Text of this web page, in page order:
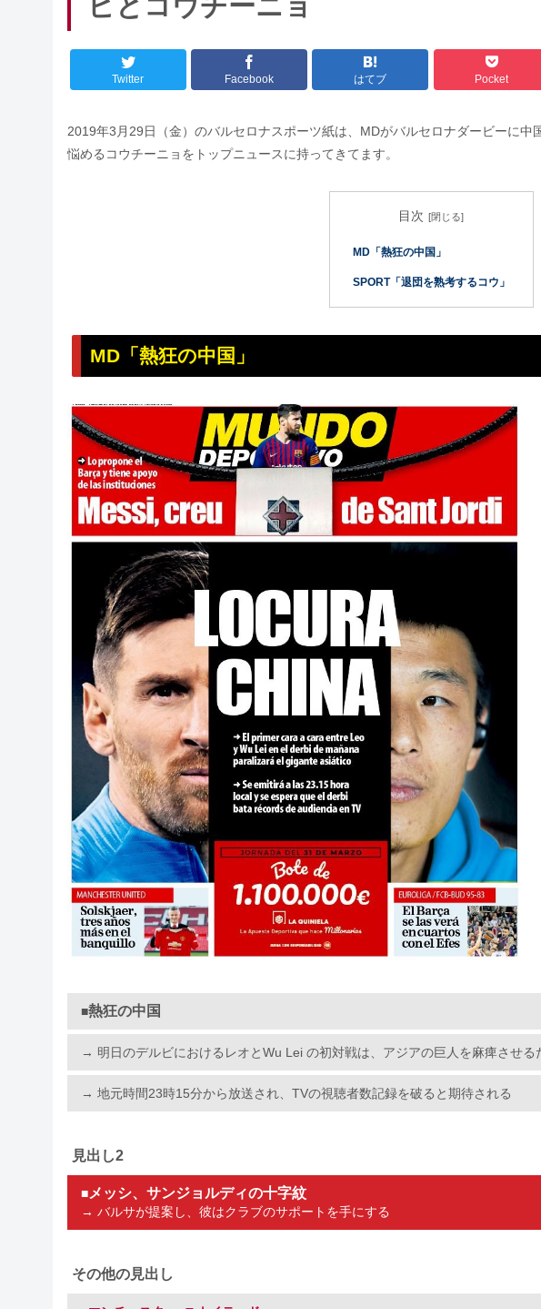
Twitter Facebook はてブ Pocket
2019年3月29日（金）のバルセロナスポーツ紙は、MDがバルセロナダービーに中
悩めるコウチーニョをトップニュースに持ってきてます。
目次
MD「熱狂の中国」
SPORT「退団を熟考するコウ」
MD「熱狂の中国」
■熱狂の中国
→ 明日のデルビにおけるレオとWu Lei の初対戦は、アジアの巨人を麻痺させる
→ 地元時間23時15分から放送され、TVの視聴者数記録を破ると期待される
見出し2
■メッシ、サンジョルディの十字紋
→ バルサが提案し、彼はクラブのサポートを手にする
その他の見出し